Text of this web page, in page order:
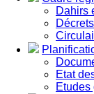
Dahirs
Etat